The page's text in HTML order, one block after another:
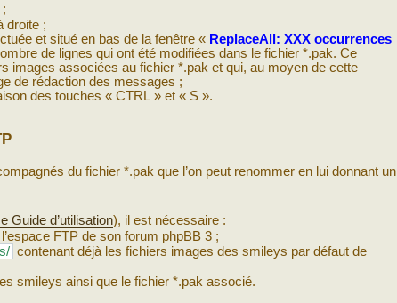
droite ;
et situé en bas de la fenêtre « ReplaceAll: XXX occurrences
de lignes qui ont été modifiées dans le fichier *.pak. Ce
images associées au fichier *.pak et qui, au moyen de cette
de rédaction des messages ;
des touches « CTRL » et « S ».
du fichier *.pak que l’on peut renommer en lui donnant un
Guide d’utilisation), il est nécessaire :
FTP de son forum phpBB 3 ;
contenant déjà les fichiers images des smileys par défaut de
smileys ainsi que le fichier *.pak associé.